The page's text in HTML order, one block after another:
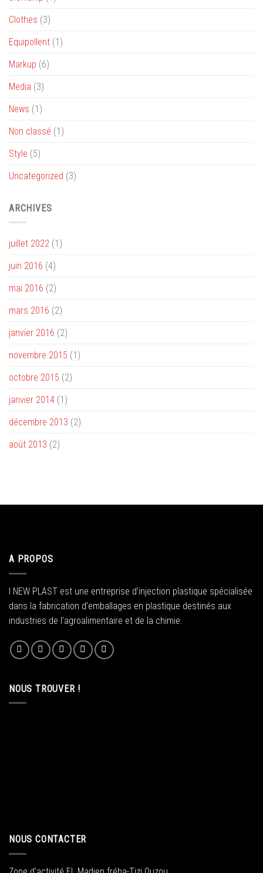
Clothes (3)
Equipollent (1)
Markup (6)
Media (3)
News (1)
Non classé (1)
Style (5)
Uncategorized (3)
ARCHIVES
juillet 2022 (1)
juin 2016 (4)
mai 2016 (2)
mars 2016 (2)
janvier 2016 (2)
novembre 2015 (1)
octobre 2015 (2)
janvier 2014 (1)
décembre 2013 (2)
août 2013 (2)
A PROPOS
I NEW PLAST est une entreprise d’injection plastique spécialisée
dans la fabrication d’emballages en plastique destinés aux
industries de l’agroalimentaire et de la chimie.
NOUS TROUVER !
NOUS CONTACTER